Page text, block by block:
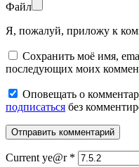
Файл
Я, пожалуй, приложу к
Сохранить моё имя,
последующих моих
Оповещать о
подписаться без
Current ye@r *